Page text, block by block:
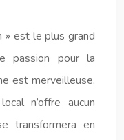
» est le plus grand
passion pour la
est merveilleuse,
n’offre aucun
transformera en